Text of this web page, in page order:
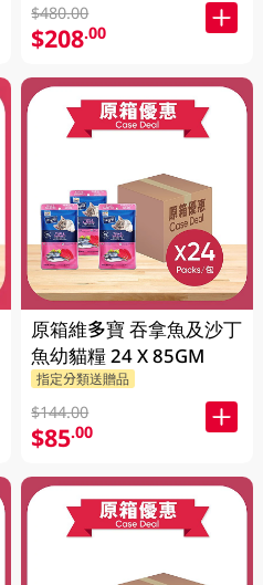
$480.00
$208.00
原箱維多寶 吞拿魚及沙丁
魚幼貓糧 24 X 85GM
指定分類送贈品
$144.00
$85.00